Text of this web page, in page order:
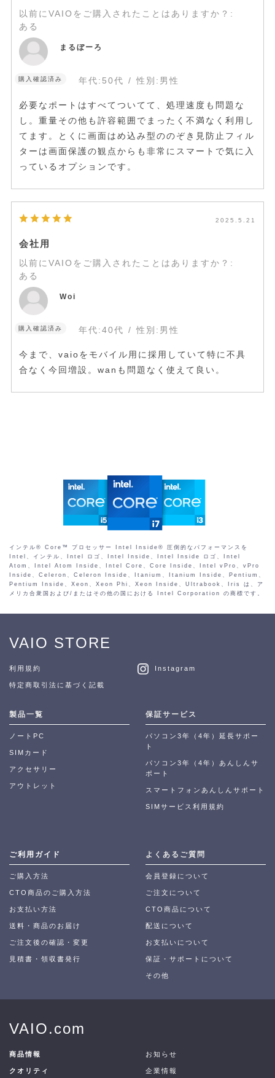
以前にVAIOをご購入されたことはありますか？ :
ある
まるぼーろ
購入確認済み 年代: 50代 性別: 男性
必要なポートはすべてついてて、処理速度も問題な
し。重量その他も許容範囲でまったく不満なく利用し
てます。とくに画面はめ込み型ののぞき見防止フィル
ターは画面保護の観点からも非常にスマートで気に入
っているオプションです。
2025.5.21
会社用
以前にVAIOをご購入されたことはありますか？ :
ある
Woi
購入確認済み 年代:40代 性別: 男性
今まで、vaioをモバイル用に採用していて特に不具
合なく今回増設。wanも問題なく使えて良い。
インテル® Core™ プロセッサー Intel Inside® 圧倒的なパフォーマンスを
Intel、インテル、Intel ロゴ、Intel Inside、Intel Inside ロゴ、Intel
Atom、Intel Atom Inside、Intel Core、Core Inside、Intel vPro、vPro
Inside、Celeron、Celeron Inside、Itanium、Itanium Inside、Pentium、
Pentium Inside、Xeon、Xeon Phi、Xeon Inside、Ultrabook、Iris は、ア
メリカ合衆国および/またはその他の国における Intel Corporation の商標です。
VAIO STORE
利用規約
特定商取引法に基づく記載
Instagram
製品一覧
ノートPC
SIMカード
アクセサリー
アウトレット
保証サービス
パソコン3年（4年）延長サポー
ト
パソコン3年（4年）あんしんサ
ポート
スマートフォンあんしんサポート
SIMサービス利用規約
ご利用ガイド
ご購入方法
CTO商品のご購入方法
お支払い方法
送料・商品のお届け
ご注文後の確認・変更
見積書・領収書発行
よくあるご質問
会員登録について
ご注文について
CTO商品について
配送について
お支払いについて
保証・サポートについて
その他
VAIO.com
商品情報
クオリティ
お知らせ
企業情報